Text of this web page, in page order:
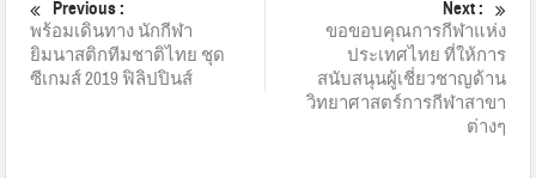
Previous :
พร้อมเดินทาง นักกีฬา
ยิมนาสติกทีมชาติไทย ชุด
ซีเกมส์ 2019 ฟิลิปปินส์
Next :
ขอขอบคุณการกีฬาแห่ง
ประเทศไทย ที่ให้การ
สนับสนุนผู้เชี่ยวชาญด้าน
วิทยาศาสตร์การกีฬาสาขา
ต่างๆ